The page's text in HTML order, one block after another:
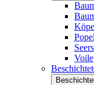
Voile